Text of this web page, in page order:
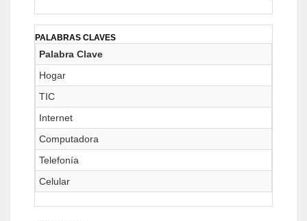
PALABRAS CLAVES
Palabra Clave
Hogar
TIC
Internet
Computadora
Telefonía
Celular